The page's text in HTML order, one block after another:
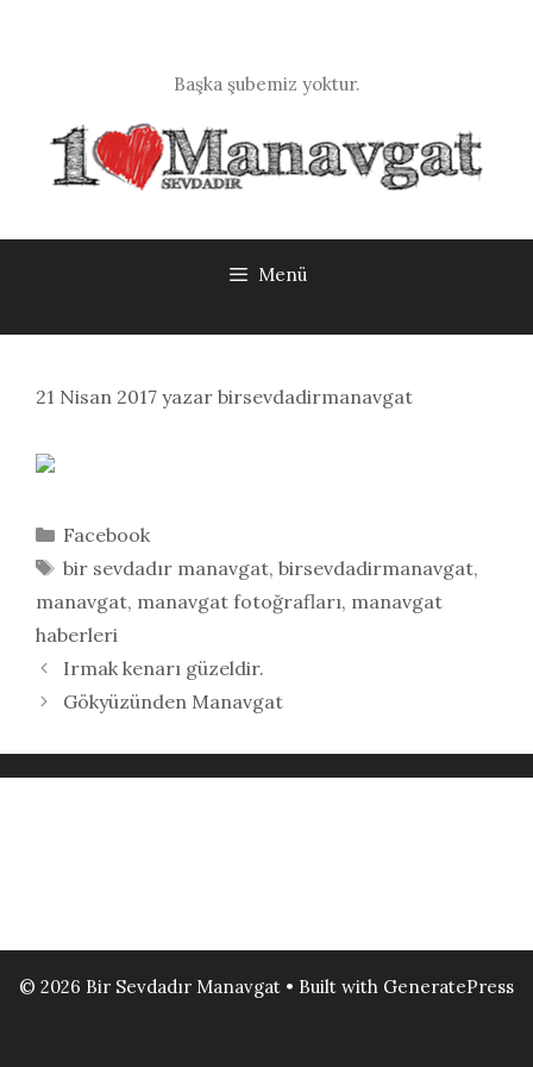
Başka şubemiz yoktur.
Menü
21 Nisan 2017 yazar birsevdadirmanavgat
Kategoriler
Facebook
Etiketler
bir sevdadır manavgat, birsevdadirmanavgat,
manavgat, manavgat fotoğrafları, manavgat
haberleri
Irmak kenarı güzeldir.
Gökyüzünden Manavgat
© 2026 Bir Sevdadır Manavgat • Built with GeneratePress